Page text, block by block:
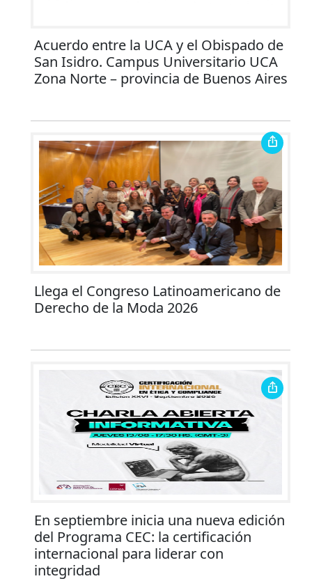
Acuerdo entre la UCA y el Obispado de
San Isidro. Campus Universitario UCA
Zona Norte – provincia de Buenos Aires
Llega el Congreso Latinoamericano de
Derecho de la Moda 2026
En septiembre inicia una nueva edición
del Programa CEC: la certificación
internacional para liderar con
integridad